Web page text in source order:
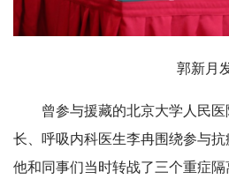
郭新月
曾参与援藏的北京大学人民
长、呼吸内科医生李冉围绕参与抗
他和同事们当时转战了三个重症